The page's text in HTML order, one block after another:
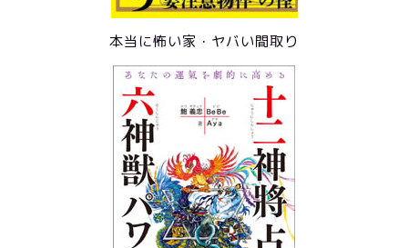
本当に怖い家・ヤバい間取り